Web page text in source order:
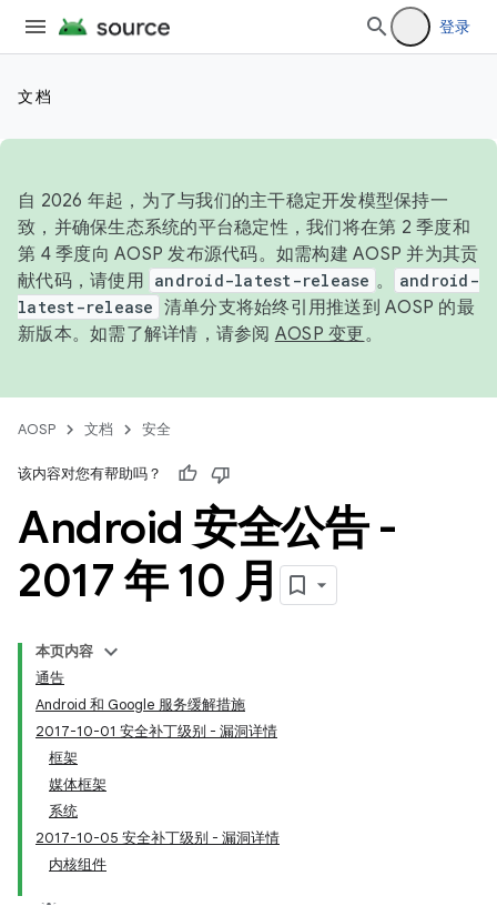
登录
文档
自 2026 年起，为了与我们的主干稳定开发模型保持一
致，并确保生态系统的平台稳定性，我们将在第 2 季度和
第 4 季度向 AOSP 发布源代码。如需构建 AOSP 并为其贡
献代码，请使用 android-latest-release 。
android-
latest-release 清单分支将始终引用推送到 AOSP 的最
新版本。如需了解详情，请参阅 AOSP 变更。
AOSP 文档 安全
该内容对您有帮助吗？
Android 安全公告 -
2017 年 10 月
本页内容
通告
Android 和 Google 服务缓解措施
2017-10-01 安全补丁级别 - 漏洞详情
框架
媒体框架
系统
2017-10-05 安全补丁级别 - 漏洞详情
内核组件